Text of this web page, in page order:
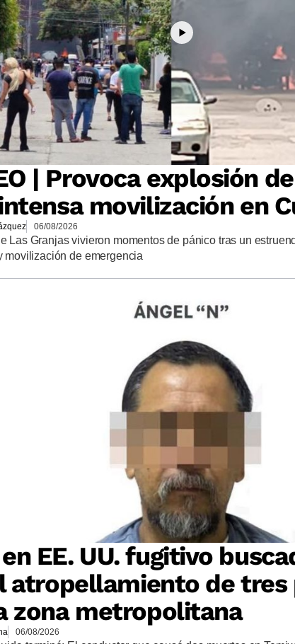
| Provoca explosión
movilización en
06/08/2026
Las Granjas vivieron momentos de pánico tras un
movilización de emergencia
EE. UU. fugitivo
atropellamiento de tres
zona metropolitana
06/08/2026